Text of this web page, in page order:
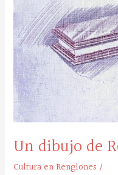
Un dibujo de
Cultura en Renglones /
Pincay